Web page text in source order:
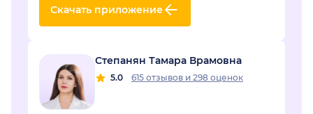
Скачать приложение
Степанян Тамара Врамовна
5.0 615 отзывов и 298 оценок